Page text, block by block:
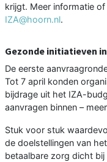
krijgt. Meer informatie
IZA@hoorn.nl.
Gezonde initiatieven
De eerste
Tot 7 april konden
bijdrage uit het IZA-
aanvragen binnen –
Stuk voor stuk
de doelstellingen van
betaalbare zorg dicht